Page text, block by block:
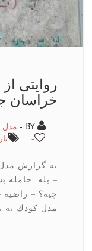
روایتی از
خراسان جنوبی
مدل کودک
بازار
,
به گزارش مدل
– بله. حامله بشه و
چیه؟ – راضیه –
مدل كودك به نقل از